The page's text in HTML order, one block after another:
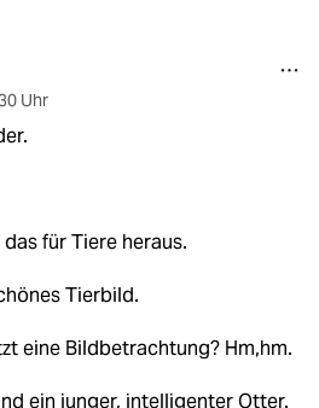
Uhr
für Tiere heraus.
Tierbild.
eine Bildbetrachtung? Hm,hm.
ein junger, intelligenter Otter.